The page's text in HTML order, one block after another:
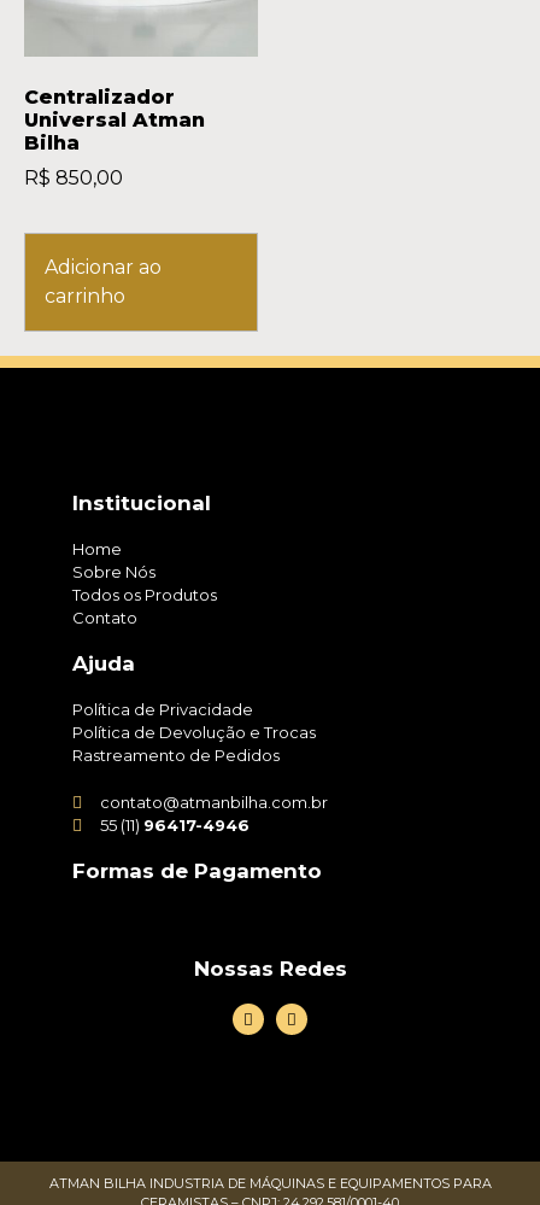
Centralizador
Universal Atman
Bilha
R$ 850,00
Adicionar ao
carrinho
Institucional
Home
Sobre Nós
Todos os Produtos
Contato
Ajuda
Política de Privacidade
Política de Devolução e Trocas
Rastreamento de Pedidos
contato@atmanbilha.com.br
55 (11) 96417-4946
Formas de Pagamento
Nossas Redes
ATMAN BILHA INDUSTRIA DE MÁQUINAS E EQUIPAMENTOS PARA